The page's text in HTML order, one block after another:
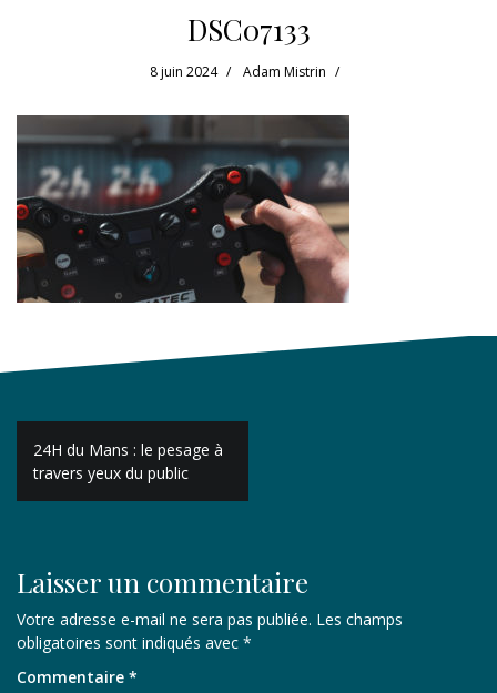
DSC07133
8 juin 2024 Adam Mistrin
Navigation
de
l’article
24H du Mans : le pesage à
travers yeux du public
Laisser un commentaire
Votre adresse e-mail ne sera pas publiée. Les champs
obligatoires sont indiqués avec *
Commentaire *